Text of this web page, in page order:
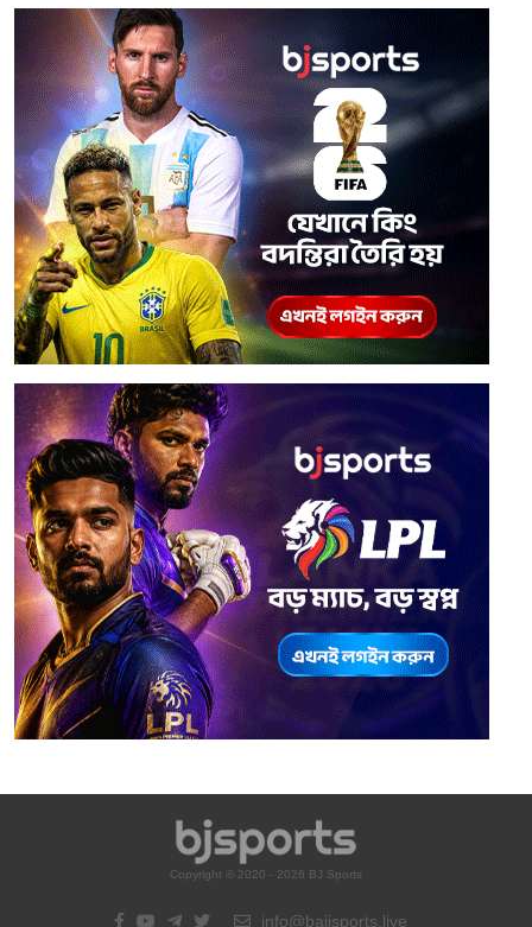
Copyright © 2020 - 2026 BJ Sports
info@bajisports.live